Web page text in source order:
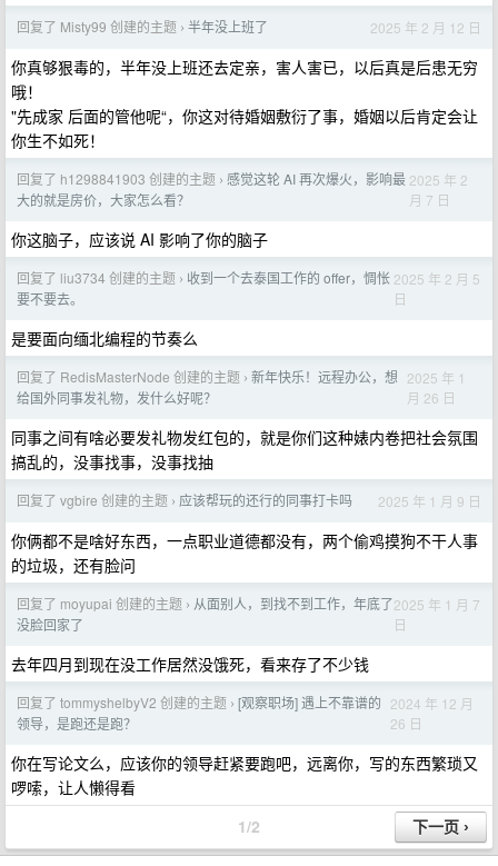
回复了 Misty99 创建的主题 › 半年没上班了 2025 年 2 月 12 日
你真够狠毒的，半年没上班还去定亲，害人害已，以后真是后患无穷
哦！
"先成家 后面的管他呢“，你这对待婚姻敷衍了事，婚姻以后肯定会让
你生不如死！
回复了 h1298841903 创建的主题 › 感觉这轮 AI 再次爆火，影响最
大的就是房价，大家怎么看？
2025 年 2
月 7 日
你这脑子，应该说 AI 影响了你的脑子
回复了 liu3734 创建的主题 › 收到一个去泰国工作的 offer，惆怅
要不要去。
2025 年 2 月 5
日
是要面向缅北编程的节奏么
回复了 RedisMasterNode 创建的主题 › 新年快乐！远程办公，想
给国外同事发礼物，发什么好呢？
2025 年 1
月 26 日
同事之间有啥必要发礼物发红包的，就是你们这种婊内卷把社会氛围
搞乱的，没事找事，没事找抽
回复了 vgbire 创建的主题 › 应该帮玩的还行的同事打卡吗 2025 年 1 月 9 日
你俩都不是啥好东西，一点职业道德都没有，两个偷鸡摸狗不干人事
的垃圾，还有脸问
回复了 moyupai 创建的主题 › 从面别人，到找不到工作，年底了
没脸回家了
2025 年 1 月 7
日
去年四月到现在没工作居然没饿死，看来存了不少钱
回复了 tommyshelbyV2 创建的主题 › [观察职场] 遇上不靠谱的
领导，是跑还是跑？
2024 年 12 月
26 日
你在写论文么，应该你的领导赶紧要跑吧，远离你，写的东西繁琐又
啰嗦，让人懒得看
1/2